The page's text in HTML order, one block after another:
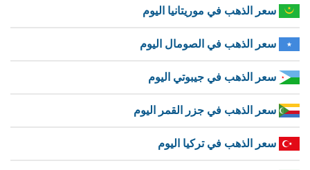
سعر الذهب في موريتانيا اليوم
سعر الذهب في الصومال اليوم
سعر الذهب في جيبوتي اليوم
سعر الذهب في جزر القمر اليوم
سعر الذهب في تركيا اليوم